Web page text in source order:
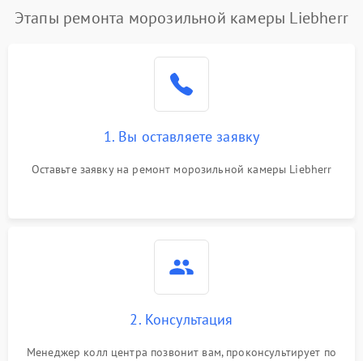
Этапы ремонта морозильной камеры Liebherr
1. Вы оставляете заявку
Оставьте заявку на ремонт морозильной камеры Liebherr
2. Консультация
Менеджер колл центра позвонит вам, проконсультирует по